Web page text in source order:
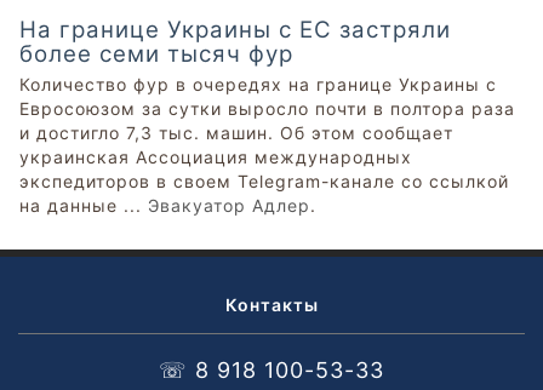
На границе Украины с ЕС застряли
более семи тысяч фур
Количество фур в очередях на границе Украины с
Евросоюзом за сутки выросло почти в полтора раза
и достигло 7,3 тыс. машин. Об этом сообщает
украинская Ассоциация международных
экспедиторов в своем Telegram-канале со ссылкой
на данные ... Эвакуатор Адлер.
Контакты
☏ 8 918 100-53-33